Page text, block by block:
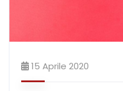
15 Aprile 2020